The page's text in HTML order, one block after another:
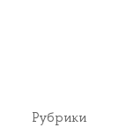
Рубрики